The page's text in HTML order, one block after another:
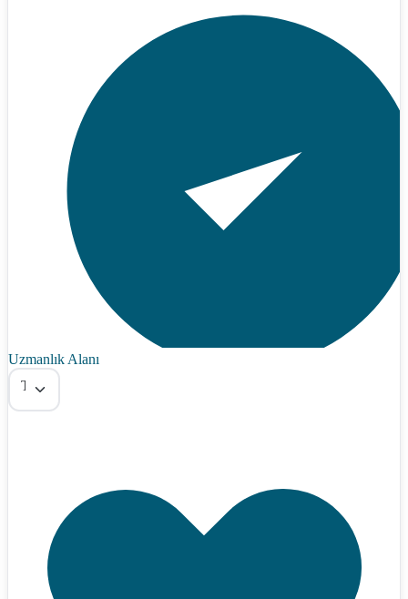
Uzmanlık Alanı
Tümü